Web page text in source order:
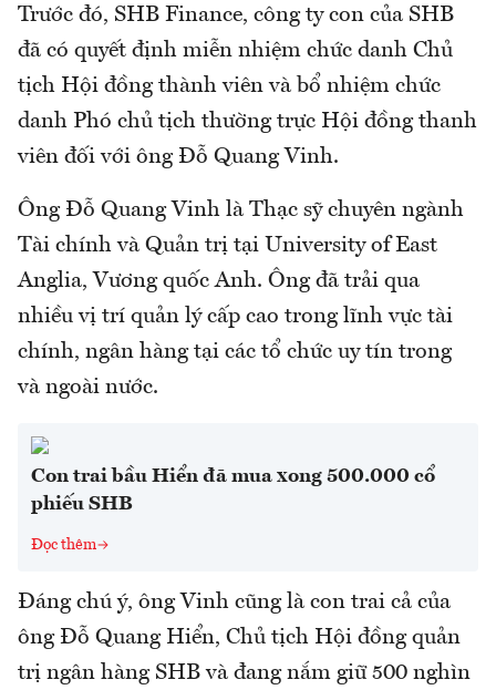
Trước đó, SHB Finance, công ty con của SHB
đã có quyết định miễn nhiệm chức danh Chủ
tịch Hội đồng thành viên và bổ nhiệm chức
danh Phó chủ tịch thường trực Hội đồng thanh
viên đối với ông Đỗ Quang Vinh.
Ông Đỗ Quang Vinh là Thạc sỹ chuyên ngành
Tài chính và Quản trị tại University of East
Anglia, Vương quốc Anh. Ông đã trải qua
nhiều vị trí quản lý cấp cao trong lĩnh vực tài
chính, ngân hàng tại các tổ chức uy tín trong
và ngoài nước.
Con trai bầu Hiển đã mua xong 500.000 cổ
phiếu SHB
Đọc thêm
Đáng chú ý, ông Vinh cũng là con trai cả của
ông Đỗ Quang Hiển, Chủ tịch Hội đồng quản
trị ngân hàng SHB và đang nắm giữ 500 nghìn